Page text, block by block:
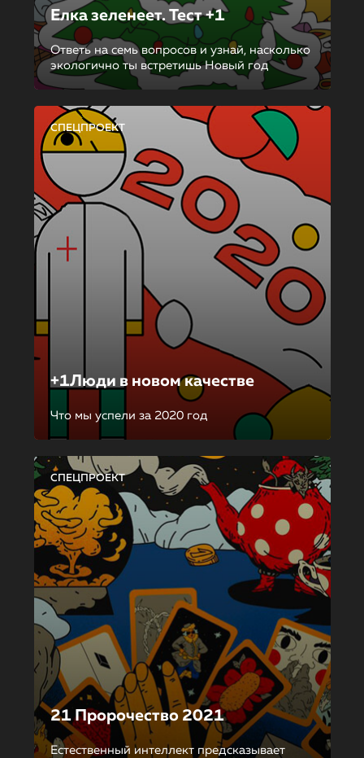
Елка зеленеет. Тест +1
Ответь на семь вопросов и узнай, насколько
экологично ты встретишь Новый год
СПЕЦПРОЕКТ
+1Люди в новом качестве
Что мы успели за 2020 год
СПЕЦПРОЕКТ
21 Пророчество 2021
Естественный интеллект предсказывает